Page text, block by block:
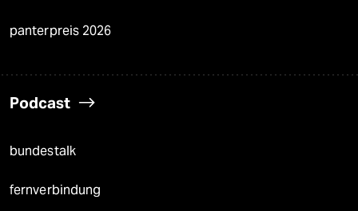
panterpreis 2026
Podcast
bundestalk
fernverbindung